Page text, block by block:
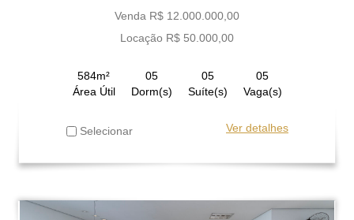
Venda R$ 12.000.000,00
Locação R$ 50.000,00
584m²
Área Útil
05
Dorm(s)
05
Suíte(s)
05
Vaga(s)
Selecionar Ver detalhes